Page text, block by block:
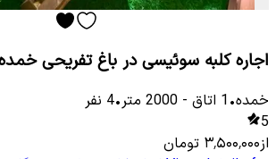
اجاره کلبه سوئیسی در باغ تفریحی
خمده•
1 اتاق -
2000 متر•
4 نفر
5
از۳٬۵۰۰٬۰۰۰ تومان